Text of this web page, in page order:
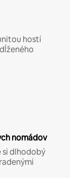
hostí
nomádov
si dlhodobý